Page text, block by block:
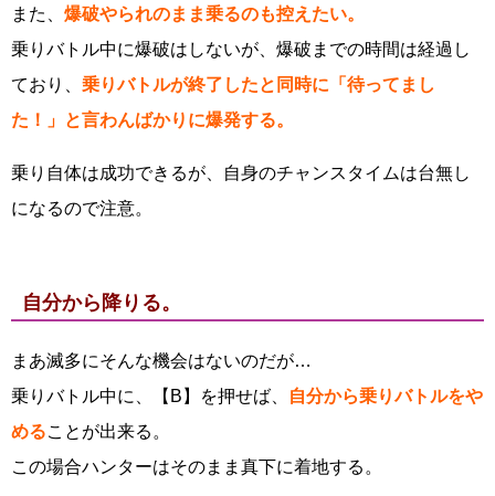
また、 爆破やられのまま乗るのも控えたい。
乗りバトル中に爆破はしないが、爆破までの時間は経過し
ており、 乗りバトルが終了したと同時に「待ってまし
た！」と言わんばかりに爆発する。
乗り自体は成功できるが、自身のチャンスタイムは台無し
になるので注意。
自分から降りる。
まあ滅多にそんな機会はないのだが…
乗りバトル中に、【B】を押せば、
自分から乗りバトルをや
めることが出来る。
この場合ハンターはそのまま真下に着地する。